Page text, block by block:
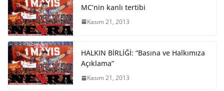
MC’nin kanlı tertibi
Kasım 21, 2013
HALKIN BİRLİĞİ: “Basına ve Halkımıza
Açıklama”
Kasım 21, 2013